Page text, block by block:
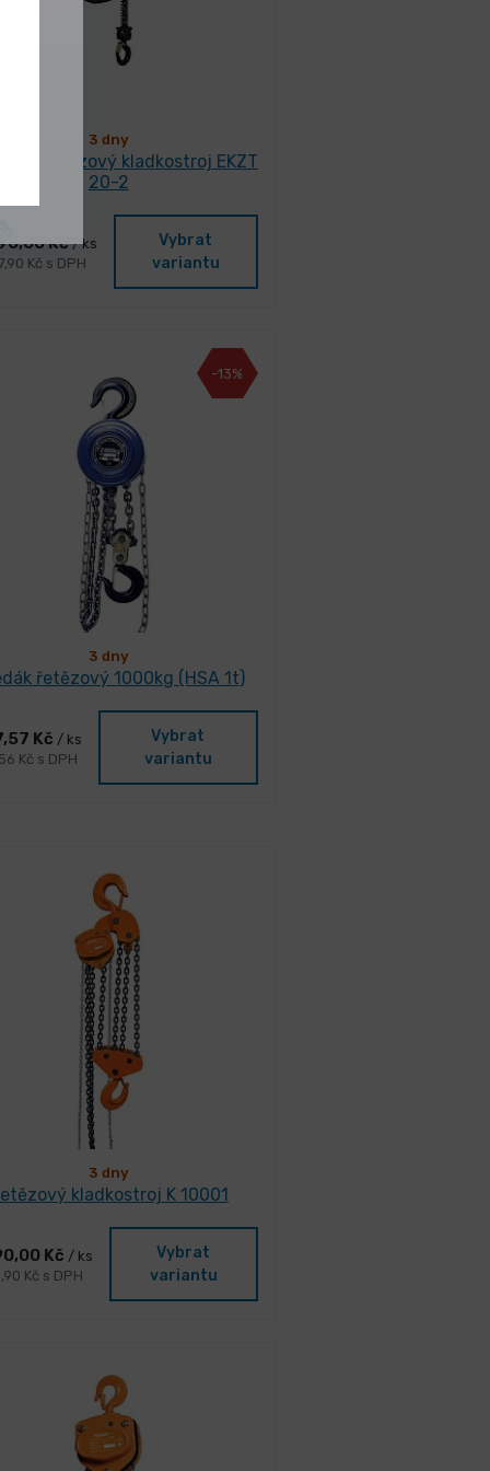
3 dny
řetězový kladkostroj EKZT
20-2
Kč/ ks
Kč s DPH
Vybrat
variantu
-13%
3 dny
řetězový 1000kg (HSA 1t)
Kč / ks
Kč s DPH
Vybrat
variantu
3 dny
kladkostroj K 10001
Kč / ks
Kč s DPH
Vybrat
variantu